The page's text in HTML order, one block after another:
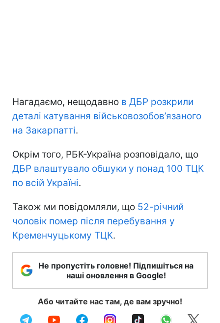
Нагадаємо, нещодавно в ДБР розкрили
деталі катування військовозобов’язаного
на Закарпатті.
Окрім того, РБК-Україна розповідало, що
ДБР влаштувало обшуки у понад 100 ТЦК
по всій Україні.
Також ми повідомляли, що 52-річний
чоловік помер після перебування у
Кременчуцькому ТЦК.
Не пропустіть головне! Підпишіться на
наші оновлення в Google!
Або читайте нас там, де вам зручно!